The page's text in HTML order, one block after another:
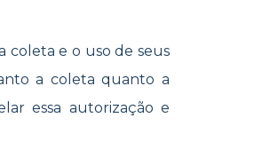
coleta e o uso de seus
a coleta quanto a
essa autorização e